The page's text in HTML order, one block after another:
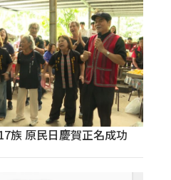
族 原民日慶賀正名成功